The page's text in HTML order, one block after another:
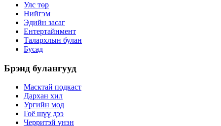
Улс төр
Нийгэм
Эдийн засаг
Ентертайнмент
Талархлын булан
Бусад
Брэнд булангууд
Масктай подкаст
Дархан хил
Ургийн мод
Гоё шүү дээ
Черритэй үнэн